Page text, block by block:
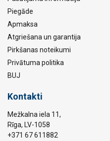
Piegāde
Apmaksa
Atgriešana un garantija
Pirkšanas noteikumi
Privātuma politika
BUJ
Kontakti
Mežkalna iela 11,
Rīga, LV-1058
+371 67 611882